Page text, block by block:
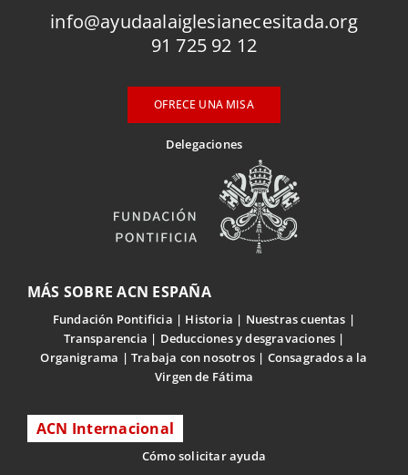
info@ayudaalaiglesianecesitada.org
91 725 92 12
OFRECE UNA MISA
Delegaciones
MÁS SOBRE ACN ESPAÑA
Fundación Pontificia Historia
Nuestras cuentas
Transparencia
Deducciones y desgravaciones
Organigrama
Trabaja con nosotros
Consagrados a la
Virgen de Fátima
ACN Internacional
Cómo solicitar ayuda